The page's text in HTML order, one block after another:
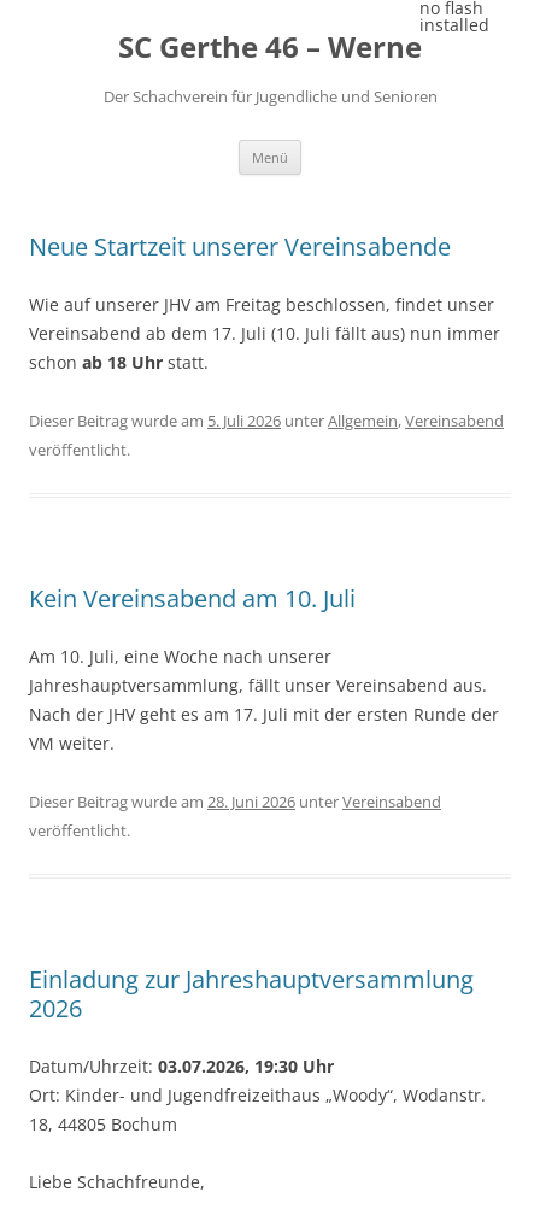
SC Gerthe 46 – Werne
Der Schachverein für Jugendliche und Senioren
Menü
Neue Startzeit unserer Vereinsabende
Wie auf unserer JHV am Freitag beschlossen, findet unser
Vereinsabend ab dem 17. Juli (10. Juli fällt aus) nun immer
schon ab 18 Uhr statt.
Dieser Beitrag wurde am 5. Juli 2026 unterAllgemein,Vereinsabend
veröffentlicht.
Kein Vereinsabend am 10. Juli
Am 10. Juli, eine Woche nach unserer
Jahreshauptversammlung, fällt unser Vereinsabend aus.
Nach der JHV geht es am 17. Juli mit der ersten Runde der
VM weiter.
Dieser Beitrag wurde am 28. Juni 2026 unterVereinsabend
veröffentlicht.
Einladung zur Jahreshauptversammlung
2026
Datum/Uhrzeit: 03.07.2026, 19:30 Uhr
Ort: Kinder- und Jugendfreizeithaus „Woody“, Wodanstr.
18, 44805 Bochum
Liebe Schachfreunde,
no flash
installed